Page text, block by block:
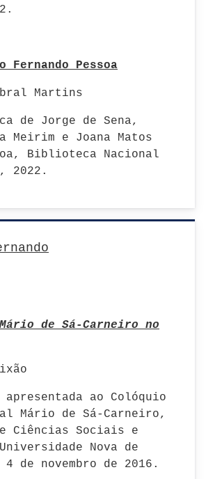
Fernando Pessoa
Martins
de Jorge de Sena,
Meirim e Joana Matos
Biblioteca Nacional
2022.
de Sá-Carneiro no
apresentada ao Colóquio
Mário de Sá-Carneiro,
Ciências Sociais e
Universidade Nova de
de novembro de 2016.